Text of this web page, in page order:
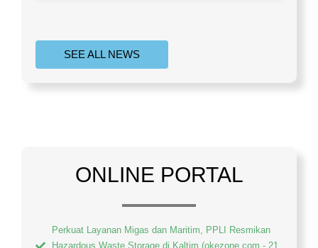
SEE ALL NEWS
ONLINE PORTAL
Perkuat Layanan Migas dan Maritim, PPLI Resmikan
Hazardous Waste Storage di Kaltim (okezone.com - 21